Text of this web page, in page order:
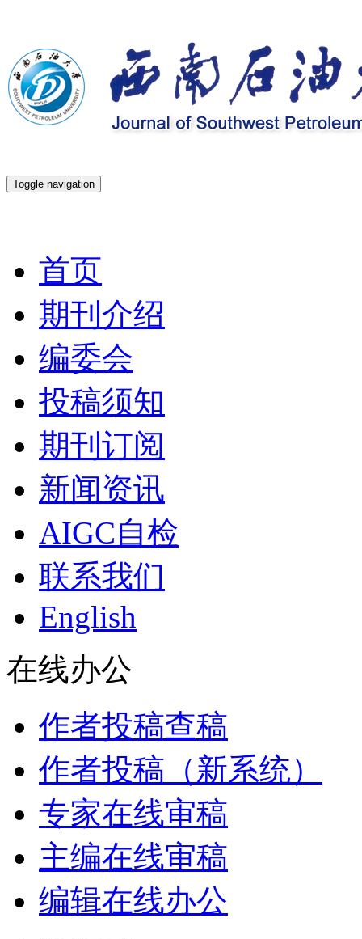
Toggle navigation
首页
期刊介绍
编委会
投稿须知
期刊订阅
新闻资讯
AIGC自检
联系我们
English
在线办公
作者投稿查稿
作者投稿（新系统）
专家在线审稿
主编在线审稿
编辑在线办公